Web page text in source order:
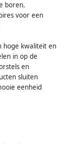
boren.
voor een
hoge kwaliteit en
in op de
en
sluiten
eenheid